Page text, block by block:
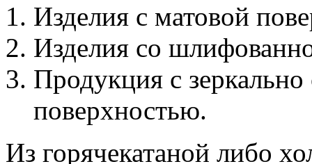
Изделия с матовой
Изделия со
Продукция с
поверхностью.
Из горячекатаной либо